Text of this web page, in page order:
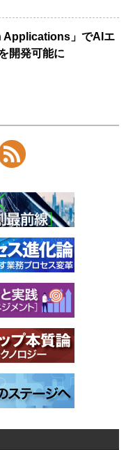
Applications」でAIエ
開発可能に